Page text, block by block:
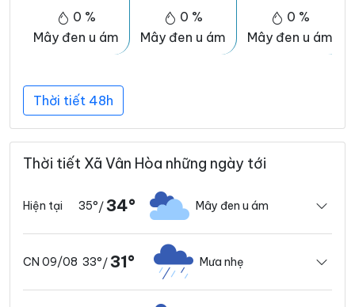
0 %
Mây đen u ám
0 %
Mây đen u ám
0 %
Mây đen u ám
Thời tiết 48h
Thời tiết Xã Vân Hòa những ngày tới
Hiện tại 35°/ 34° Mây đen u ám
CN 09/08 33°/ 31° Mưa nhẹ